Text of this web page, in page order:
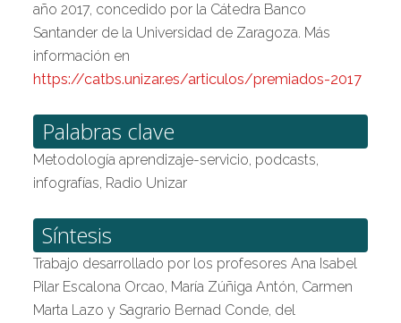
año 2017, concedido por la Cátedra Banco
Santander de la Universidad de Zaragoza. Más
información en
https://catbs.unizar.es/articulos/premiados-2017
Palabras clave
Metodología aprendizaje-servicio, podcasts,
infografías, Radio Unizar
Síntesis
Trabajo desarrollado por los profesores Ana Isabel
Pilar Escalona Orcao, María Zúñiga Antón, Carmen
Marta Lazo y Sagrario Bernad Conde, del